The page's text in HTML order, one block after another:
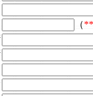
（**